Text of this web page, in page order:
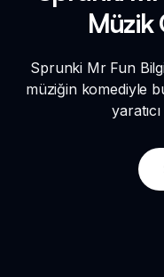
Müzik
Sprunki Mr Fun
müziğin komediyle